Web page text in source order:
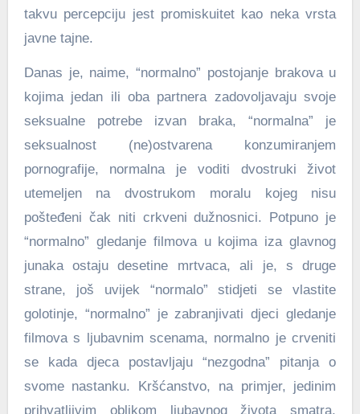
takvu percepciju jest promiskuitet kao neka vrsta
javne tajne.
Danas je, naime, “normalno” postojanje brakova u
kojima jedan ili oba partnera zadovoljavaju svoje
seksualne potrebe izvan braka, “normalna” je
seksualnost (ne)ostvarena konzumiranjem
pornografije, normalna je voditi dvostruki život
utemeljen na dvostrukom moralu kojeg nisu
pošteđeni čak niti crkveni dužnosnici. Potpuno je
“normalno” gledanje filmova u kojima iza glavnog
junaka ostaju desetine mrtvaca, ali je, s druge
strane, još uvijek “normalo” stidjeti se vlastite
golotinje, “normalno” je zabranjivati djeci gledanje
filmova s ljubavnim scenama, normalno je crveniti
se kada djeca postavljaju “nezgodna” pitanja o
svome nastanku. Kršćanstvo, na primjer, jedinim
prihvatljivim oblikom ljubavnog života smatra,